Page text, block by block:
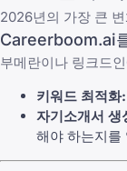
2026년의 가장 큰
Careerboom.ai
부메란이나 링크드인
키워드 최적화:
자기소개서 생
해야 하는지를